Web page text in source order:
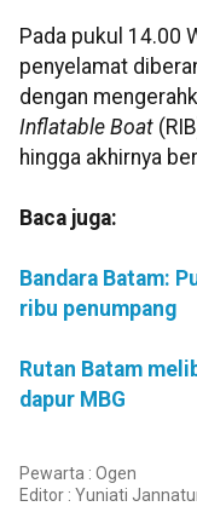
Pada pukul 14.00
penyelamat
dengan
Inflatable Boat
hingga akhirnya
Baca juga:
Bandara Batam:
ribu penumpang
Rutan Batam
dapur MBG
Pewarta : Ogen
Editor : Yuniati